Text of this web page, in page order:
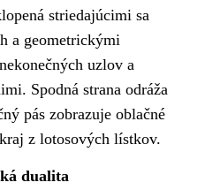
striedajúcimi sa
a geometrickými
uzlov a
Spodná strana odráža
pás zobrazuje oblačné
z lotosových lístkov.
dualita